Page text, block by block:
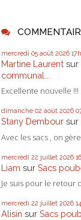
mercredi 05 août 2026
Martine Laurent sur
communal...
Excellente nouvelle !!!
dimanche 02 août 2026
Stany Dembour sur
Avec les sacs , on
mercredi 22 juillet 2026
Liam sur Sacs
Je suis pour le retour
mercredi 22 juillet 2026
Alisin sur Sacs